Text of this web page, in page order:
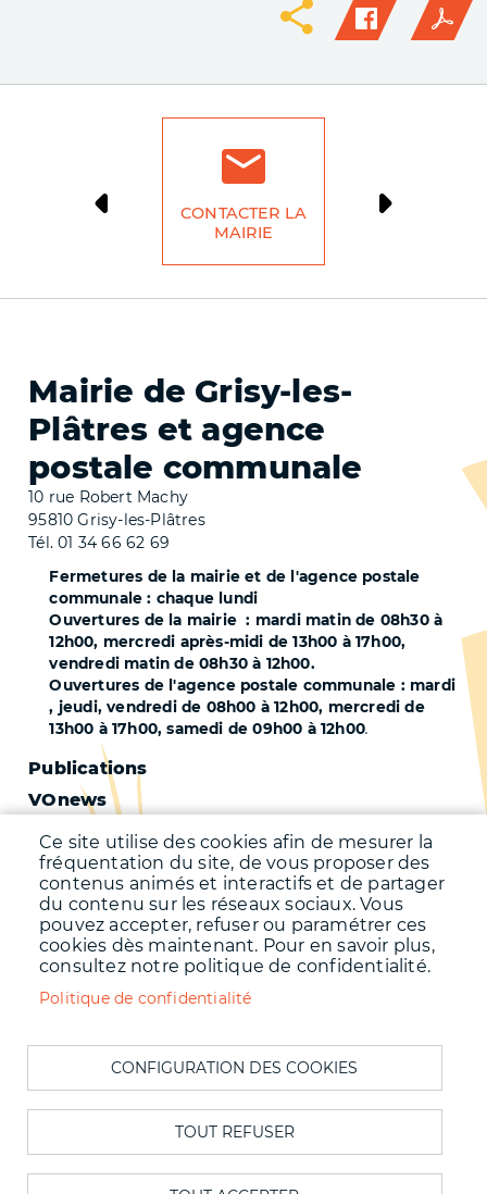
CONTACTER LA
MAIRIE
Mairie de Grisy-les-
Plâtres et agence
postale communale
10 rue Robert Machy
95810 Grisy-les-Plâtres
Tél. 01 34 66 62 69
Fermetures de la mairie et de l'agence postale
communale : chaque lundi
Ouvertures de la mairie : mardi matin de 08h30 à
12h00, mercredi après-midi de 13h00 à 17h00,
vendredi matin de 08h30 à 12h00.
Ouvertures de l'agence postale communale : mardi
, jeudi, vendredi de 08h00 à 12h00, mercredi de
13h00 à 17h00, samedi de 09h00 à 12h00.
Pied
de
page
-
Second
Publications
VOnews
Trafic
Qualité de l'air
Qualité de l'eau
Météo
Menu
Pied
de
page
Accueil
Mentions légales
Accessibilité : Non conforme
Ce site utilise des cookies afin de mesurer la
fréquentation du site, de vous proposer des
contenus animés et interactifs et de partager
du contenu sur les réseaux sociaux. Vous
pouvez accepter, refuser ou paramétrer ces
cookies dès maintenant. Pour en savoir plus,
consultez notre politique de confidentialité.
Politique de confidentialité
CONFIGURATION DES COOKIES
TOUT REFUSER